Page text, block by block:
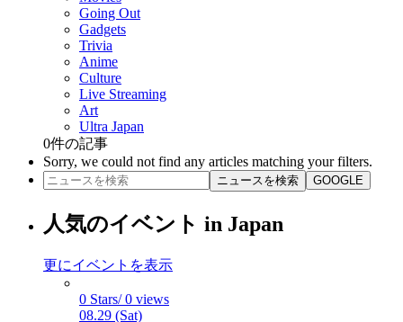
Going Out
Gadgets
Trivia
Anime
Culture
Live Streaming
Art
Ultra Japan
0件の記事
Sorry, we could not find any articles matching your filters.
ニュースを検索 GOOGLE
人気のイベント in Japan
更にイベントを表示
0 Stars/ 0 views
08.29 (Sat)